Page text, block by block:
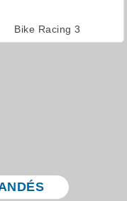
Bike Racing 3